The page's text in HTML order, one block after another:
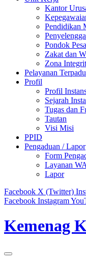
Kantor
Pendidikan
Pondok
Zakat dan
Zona
Pelayanan
Profil
Profil
Sejarah
Tugas dan
Tautan
Visi Misi
PPID
Pengaduan / Lapor
Form
Layanan
Lapor
Facebook X (Twitter)
Facebook Instagram
Kemenag